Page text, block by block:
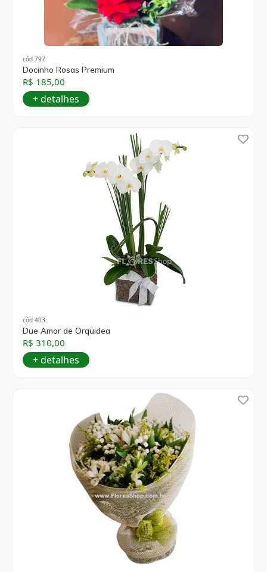
cód 797
Docinho Rosas Premium
R$ 185,00
+ detalhes
cód 403
Due Amor de Orquidea
R$ 310,00
+ detalhes